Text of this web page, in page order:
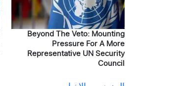
Beyond The Veto: Mounting
Pressure For A More
Representative UN Security
Council